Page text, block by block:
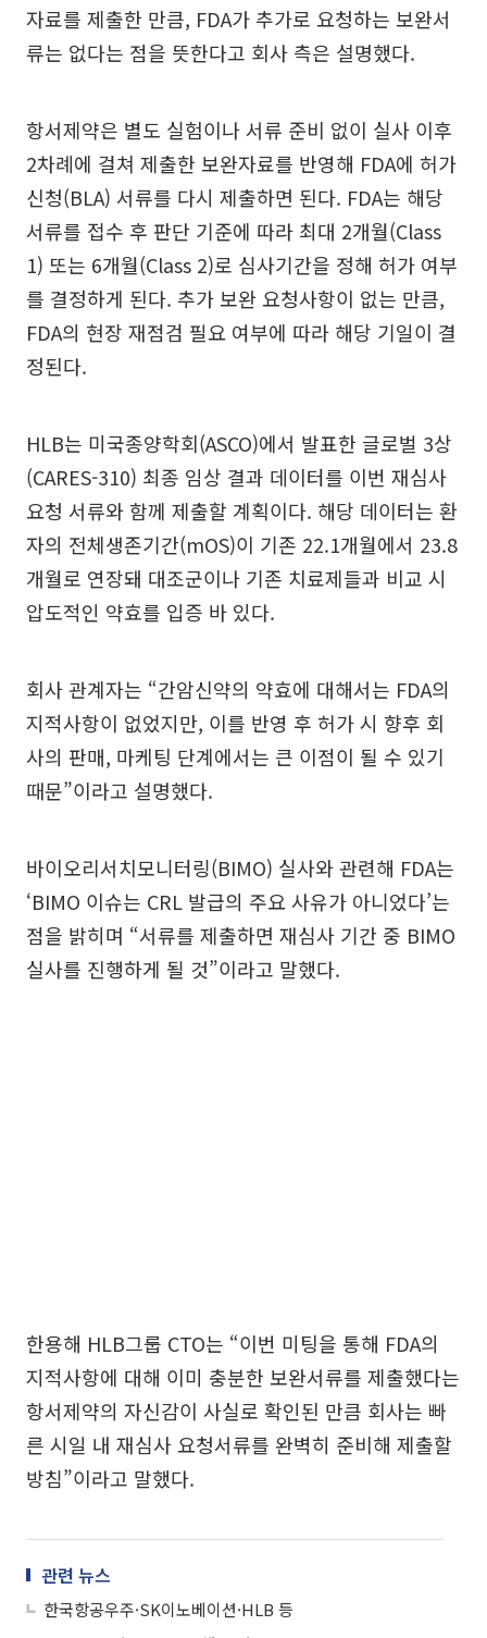
자료를 제출한 만큼, FDA가 추가로 요청하는 보완서
류는 없다는 점을 뜻한다고 회사 측은 설명했다.
항서제약은 별도 실험이나 서류 준비 없이 실사 이후
2차례에 걸쳐 제출한 보완자료를 반영해 FDA에 허가
신청(BLA) 서류를 다시 제출하면 된다. FDA는 해당
서류를 접수 후 판단 기준에 따라 최대 2개월(Class
1) 또는 6개월(Class 2)로 심사기간을 정해 허가 여부
를 결정하게 된다. 추가 보완 요청사항이 없는 만큼,
FDA의 현장 재점검 필요 여부에 따라 해당 기일이 결
정된다.
HLB는 미국종양학회(ASCO)에서 발표한 글로벌 3상
(CARES-310) 최종 임상 결과 데이터를 이번 재심사
요청 서류와 함께 제출할 계획이다. 해당 데이터는 환
자의 전체생존기간(mOS)이 기존 22.1개월에서 23.8
개월로 연장돼 대조군이나 기존 치료제들과 비교 시
압도적인 약효를 입증 바 있다.
회사 관계자는 “간암신약의 약효에 대해서는 FDA의
지적사항이 없었지만, 이를 반영 후 허가 시 향후 회
사의 판매, 마케팅 단계에서는 큰 이점이 될 수 있기
때문”이라고 설명했다.
바이오리서치모니터링(BIMO) 실사와 관련해 FDA는
‘BIMO 이슈는 CRL 발급의 주요 사유가 아니었다’는
점을 밝히며 “서류를 제출하면 재심사 기간 중 BIMO
실사를 진행하게 될 것”이라고 말했다.
한용해 HLB그룹 CTO는 “이번 미팅을 통해 FDA의
지적사항에 대해 이미 충분한 보완서류를 제출했다는
항서제약의 자신감이 사실로 확인된 만큼 회사는 빠
른 시일 내 재심사 요청서류를 완벽히 준비해 제출할
방침”이라고 말했다.
관련 뉴스
한국항공우주·SK이노베이션·HLB 등